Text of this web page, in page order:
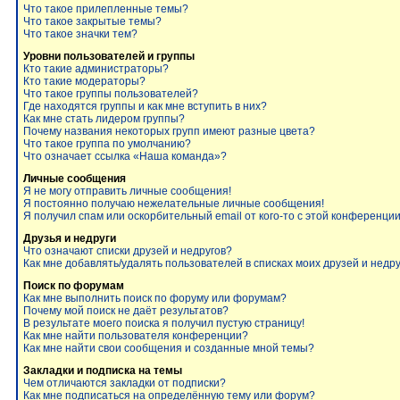
Что такое прилепленные темы?
Что такое закрытые темы?
Что такое значки тем?
Уровни пользователей и группы
Кто такие администраторы?
Кто такие модераторы?
Что такое группы пользователей?
Где находятся группы и как мне вступить в них?
Как мне стать лидером группы?
Почему названия некоторых групп имеют разные цвета?
Что такое группа по умолчанию?
Что означает ссылка «Наша команда»?
Личные сообщения
Я не могу отправить личные сообщения!
Я постоянно получаю нежелательные личные сообщения!
Я получил спам или оскорбительный email от кого-то с этой
Друзья и недруги
Что означают списки друзей и недругов?
Как мне добавлять/удалять пользователей в списках моих друзей и
Поиск по форумам
Как мне выполнить поиск по форуму или форумам?
Почему мой поиск не даёт результатов?
В результате моего поиска я получил пустую страницу!
Как мне найти пользователя конференции?
Как мне найти свои сообщения и созданные мной темы?
Закладки и подписка на темы
Чем отличаются закладки от подписки?
Как мне подписаться на определённую тему или форум?